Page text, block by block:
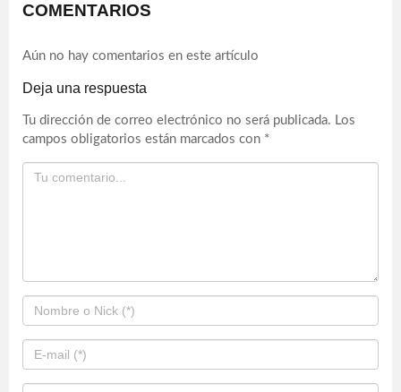
COMENTARIOS
Aún no hay comentarios en este artículo
Deja una respuesta
Tu dirección de correo electrónico no será publicada. Los
campos obligatorios están marcados con *